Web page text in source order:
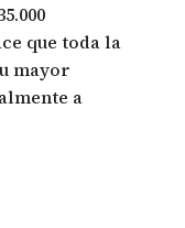
que toda la
mayor
a